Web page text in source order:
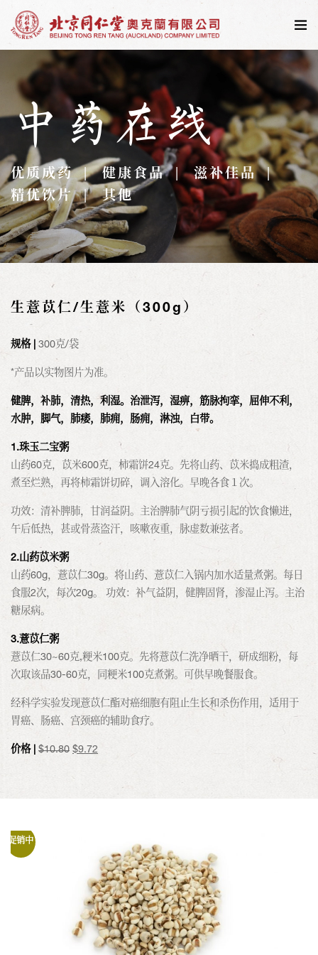
中药在线
优质成药 健康食品
滋补佳品
精优饮片
其他
生薏苡仁/生薏米（300g）
规格 | 300克/袋
*产品以实物图片为准。
健脾，补肺，清热，利湿。治泄泻，湿痹，筋脉拘挛，屈伸不利，
水肿，脚气，肺痿，肺痈，肠痈，淋浊，白带。
1.珠玉二宝粥
山药60克，苡米600克，柿霜饼24克。先将山药、苡米捣成粗渣，
煮至烂熟，再将柿霜饼切碎，调入溶化。早晚各食１次。
功效：清补脾肺，甘润益阴。主治脾肺气阴亏损引起的饮食懒进，
午后低热，甚或骨蒸盗汗，咳嗽夜重，脉虚数兼弦者。
2.山药苡米粥
山药60g，薏苡仁30g。将山药、薏苡仁入锅内加水适量煮粥。每日
食服2次，每次20g。 功效：补气益阴，健脾固肾，渗湿止泻。主治
糖尿病。
3.薏苡仁粥
薏苡仁30~60克,粳米100克。先将薏苡仁洗净晒干，研成细粉，每
次取该品30-60克，同粳米100克煮粥。可供早晚餐服食。
经科学实验发现薏苡仁酯对癌细胞有阻止生长和杀伤作用，适用于
胃癌、肠癌、宫颈癌的辅助食疗。
价格 | $10.80 原
$9.72
促销中